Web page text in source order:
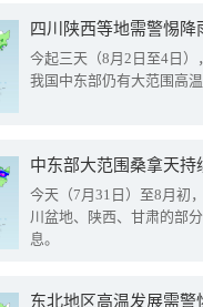
今起三天（8月2日至4日
我国中东部仍有大范围高
中东部大范围桑拿天
今天（7月31日）至8月初
川盆地、陕西、甘肃的部
息。
东北地区高温发展需